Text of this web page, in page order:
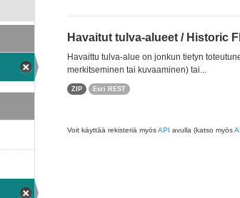
Havaitut tulva-alueet / Historic
Havaittu tulva-alue on jonkun tietyn
merkitseminen tai kuvaaminen) tai...
ZIP Esri REST
Voit käyttää rekisteriä myösAPI avulla (katso myös